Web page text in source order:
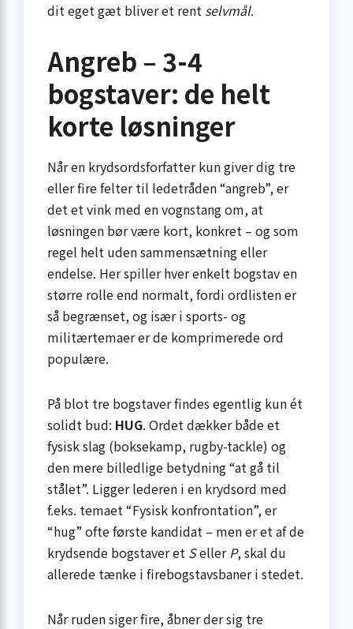
dit eget gæt bliver et rent selvmål.
Angreb – 3-4
bogstaver: de helt
korte løsninger
Når en krydsords­forfatter kun giver dig tre
eller fire felter til ledetråden “angreb”, er
det et vink med en vognstang om, at
løsningen bør være kort, konkret – og som
regel helt uden sammensætning eller
endelse. Her spiller hver enkelt bogstav en
større rolle end normalt, fordi ordlisten er
så begrænset, og især i sports- og
militærtemaer er de komprimerede ord
populære.
På blot tre bogstaver findes egentlig kun ét
solidt bud: HUG. Ordet dækker både et
fysisk slag (boksekamp, rugby-tackle) og
den mere billedlige betydning “at gå til
stålet”. Ligger lederen i en krydsord med
f.eks. temaet “Fysisk konfrontation”, er
“hug” ofte første kandidat – men er et af de
krydsende bogstaver et SellerP, skal du
allerede tænke i firebogstavs­baner i stedet.
Når ruden siger fire, åbner der sig tre